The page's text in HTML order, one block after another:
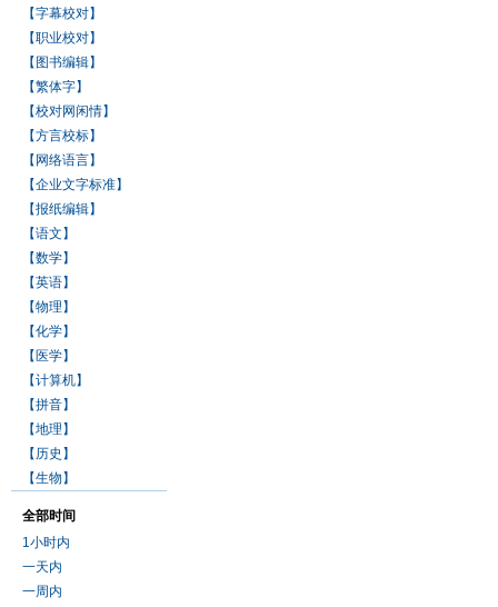
【字幕校对】
【职业校对】
【图书编辑】
【繁体字】
【校对网闲情】
【方言校标】
【网络语言】
【企业文字标准】
【报纸编辑】
【语文】
【数学】
【英语】
【物理】
【化学】
【医学】
【计算机】
【拼音】
【地理】
【历史】
【生物】
全部时间
1小时内
一天内
一周内